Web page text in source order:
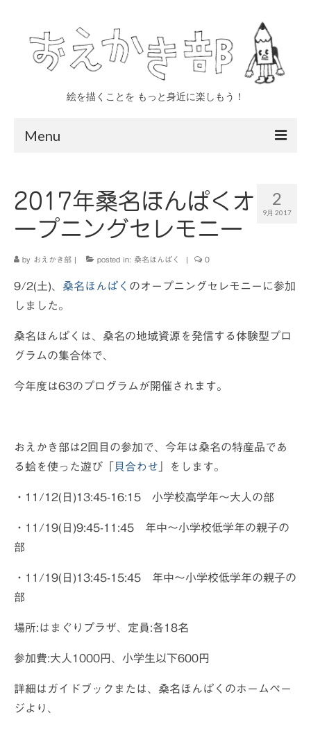
絵を描くことを もっと身近に楽しもう！
Menu
おえかき部について
四日市
いなべ
親子 年少〜小学生対象
展覧会やイベントの記録
2
9月 2017
2017年桑名ほんぱくオ
ープニングセレモニー
by おえかき部 | posted in: 桑名ほんぱく | 0
9/2(土)、 桑名ほんぱく のオープニングセレモニーに参加
しました。
桑名ほんぱくは、桑名の地域資源を発信する体験型プロ
グラムの集合体で、
今年度は63のプログラムが開催されます。
おえかき部は2回目の参加で、今年は桑名の特産品であ
る蛤を使った遊び「
貝合わせ 」をします。
・11/12(日)13:45-16:15 小学校高学年〜大人の部
・11/19(日)9:45-11:45 年中〜小学校低学年の親子の
部
・11/19(日)13:45-15:45 年中〜小学校低学年の親子の
部
場所:はまぐりプラザ、定員:各18名
参加費:大人1000円、小学生以下600円
詳細はガイドブックまたは、桑名ほんぱくのホームペー
ジより、